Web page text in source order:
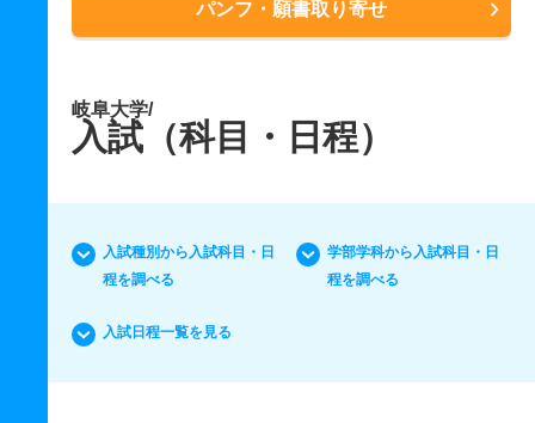
パンフ・願書取り寄せ
岐阜大学/
入試（科目・日程）
入試種別から入試科目・日
程を調べる
学部学科から入試科目・日
程を調べる
入試日程一覧を見る